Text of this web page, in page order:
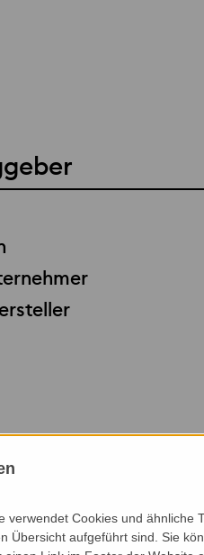
verwendet Cookies und
Übersicht aufgeführt sind. Sie